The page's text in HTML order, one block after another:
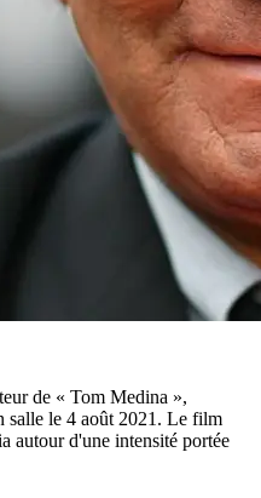
de « Tom Medina »,
salle le 4 août 2021. Le film
autour d'une intensité portée